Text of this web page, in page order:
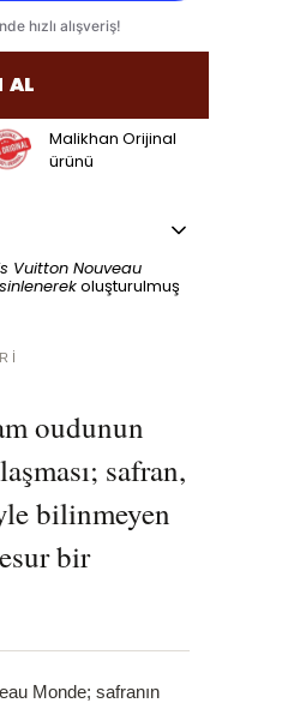
AL
Malikhan Orijinal
ürünü
Vuitton Nouveau
oluşturulmuş
oudunun
safran,
bilinmeyen
bir
Monde; safranın